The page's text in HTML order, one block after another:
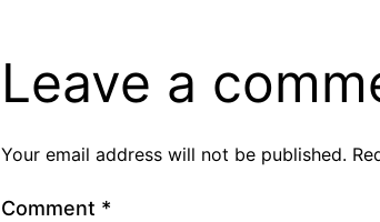
Leave a
Your email address will not be published.
Comment *